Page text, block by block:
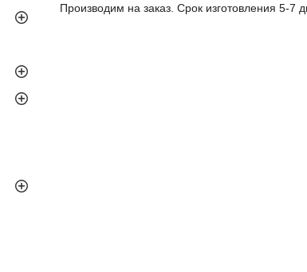
Производим на заказ. Срок изготовления 5-7